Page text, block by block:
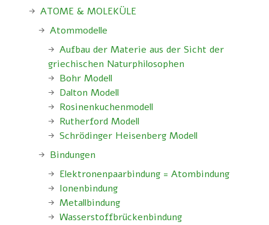
ATOME & MOLEKÜLE
Atommodelle
Aufbau der Materie aus der Sicht der
griechischen Naturphilosophen
Bohr Modell
Dalton Modell
Rosinenkuchenmodell
Rutherford Modell
Schrödinger Heisenberg Modell
Bindungen
Elektronenpaarbindung = Atombindung
Ionenbindung
Metallbindung
Wasserstoffbrückenbindung